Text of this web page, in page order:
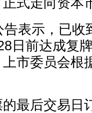
式走向资本
表示，已收
日前达成复
市委员会根
最后交易日